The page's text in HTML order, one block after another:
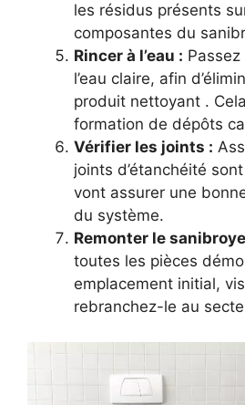
les résidus présents
composantes du
Rincer à l’eau :
l’eau claire, afin
produit nettoyant .
formation de dépôts
Vérifier les joints :
joints d’étanchéité
vont assurer une
du système.
Remonter le
toutes les pièces
emplacement initial,
rebranchez-le au